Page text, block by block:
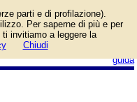
guida
Lista giochi da tavolo
dell'autore Evan Derrick.
parti e di profilazione).
Per saperne di più e per
invitiamo a leggere la
Chiudi